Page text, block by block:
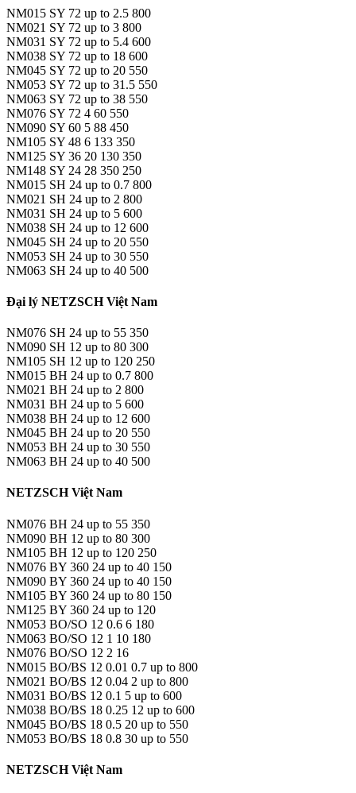
NM015 SY 72 up to 2.5 800
NM021 SY 72 up to 3 800
NM031 SY 72 up to 5.4 600
NM038 SY 72 up to 18 600
NM045 SY 72 up to 20 550
NM053 SY 72 up to 31.5 550
NM063 SY 72 up to 38 550
NM076 SY 72 4 60 550
NM090 SY 60 5 88 450
NM105 SY 48 6 133 350
NM125 SY 36 20 130 350
NM148 SY 24 28 350 250
NM015 SH 24 up to 0.7 800
NM021 SH 24 up to 2 800
NM031 SH 24 up to 5 600
NM038 SH 24 up to 12 600
NM045 SH 24 up to 20 550
NM053 SH 24 up to 30 550
NM063 SH 24 up to 40 500
Đại lý NETZSCH Việt Nam
NM076 SH 24 up to 55 350
NM090 SH 12 up to 80 300
NM105 SH 12 up to 120 250
NM015 BH 24 up to 0.7 800
NM021 BH 24 up to 2 800
NM031 BH 24 up to 5 600
NM038 BH 24 up to 12 600
NM045 BH 24 up to 20 550
NM053 BH 24 up to 30 550
NM063 BH 24 up to 40 500
NETZSCH Việt Nam
NM076 BH 24 up to 55 350
NM090 BH 12 up to 80 300
NM105 BH 12 up to 120 250
NM076 BY 360 24 up to 40 150
NM090 BY 360 24 up to 40 150
NM105 BY 360 24 up to 80 150
NM125 BY 360 24 up to 120
NM053 BO/SO 12 0.6 6 180
NM063 BO/SO 12 1 10 180
NM076 BO/SO 12 2 16
NM015 BO/BS 12 0.01 0.7 up to 800
NM021 BO/BS 12 0.04 2 up to 800
NM031 BO/BS 12 0.1 5 up to 600
NM038 BO/BS 18 0.25 12 up to 600
NM045 BO/BS 18 0.5 20 up to 550
NM053 BO/BS 18 0.8 30 up to 550
NETZSCH Việt Nam